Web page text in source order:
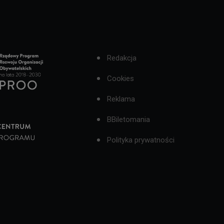
Redakcja
Cookies
Reklama
BBiletomania
Polityka prywatności